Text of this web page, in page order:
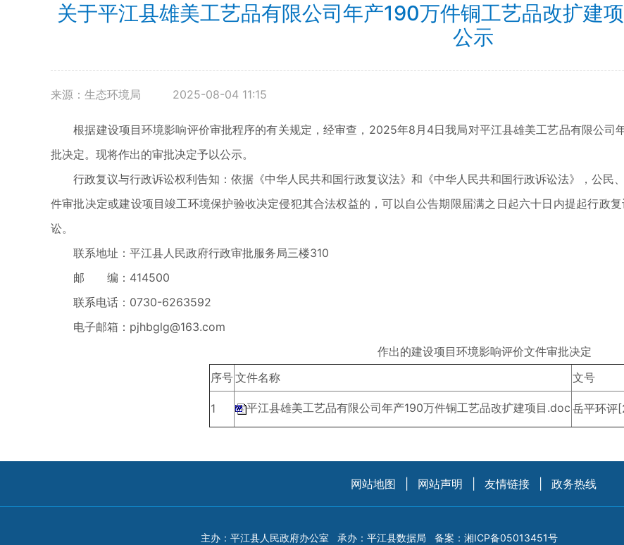
关于平江县雄美工艺品有限公司年产190万件铜工艺品改扩建
公示
来源：生态环境局 2025-08-04 11:15
根据建设项目环境影响评价审批程序的有关规定，经审查，2025年8月4日我局对平江县雄美工艺品有限公司
批决定。现将作出的审批决定予以公示。
行政复议与行政诉讼权利告知：依据《中华人民共和国行政复议法》和《中华人民共和国行政诉讼法》，公民
件审批决定或建设项目竣工环境保护验收决定侵犯其合法权益的，可以自公告期限届满之日起六十日内提起行政
讼。
联系地址：平江县人民政府行政审批服务局三楼310
邮 编：414500
联系电话：0730-6263592
电子邮箱： pjhbglg@163.com
作出的建设项目环境影响评价文件审批决定
序号文件名称 文号
1 平江县雄美工艺品有限公司年产190万件铜工艺品改扩建项目.doc 岳平环
网站地图 网站声明 友情链接 政务热线
主办：平江县人民政府办公室 承办：平江县数据局 备案： 湘ICP备05013451号